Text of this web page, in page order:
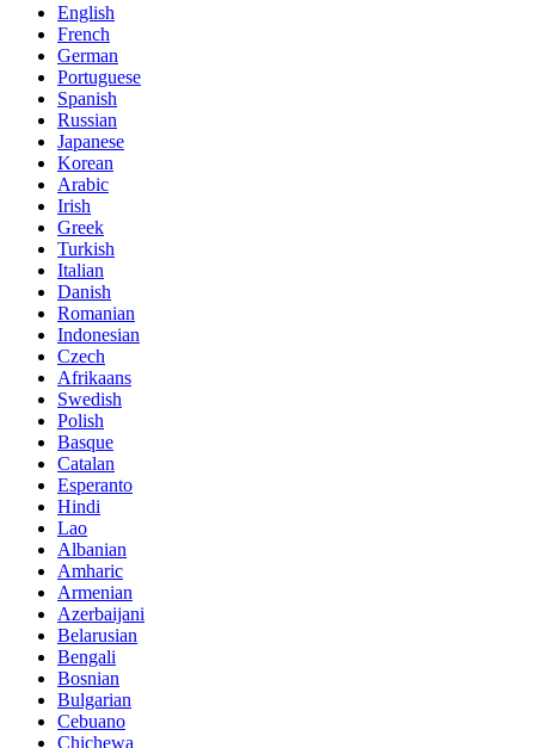
English
French
German
Portuguese
Spanish
Russian
Japanese
Korean
Arabic
Irish
Greek
Turkish
Italian
Danish
Romanian
Indonesian
Czech
Afrikaans
Swedish
Polish
Basque
Catalan
Esperanto
Hindi
Lao
Albanian
Amharic
Armenian
Azerbaijani
Belarusian
Bengali
Bosnian
Bulgarian
Cebuano
Chichewa